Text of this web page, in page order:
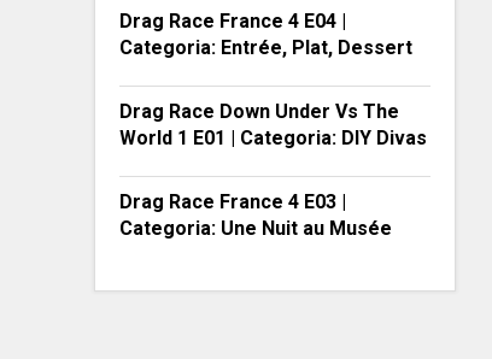
Drag Race France 4 E04 |
Categoria: Entrée, Plat, Dessert
Drag Race Down Under Vs The
World 1 E01 | Categoria: DIY Divas
Drag Race France 4 E03 |
Categoria: Une Nuit au Musée